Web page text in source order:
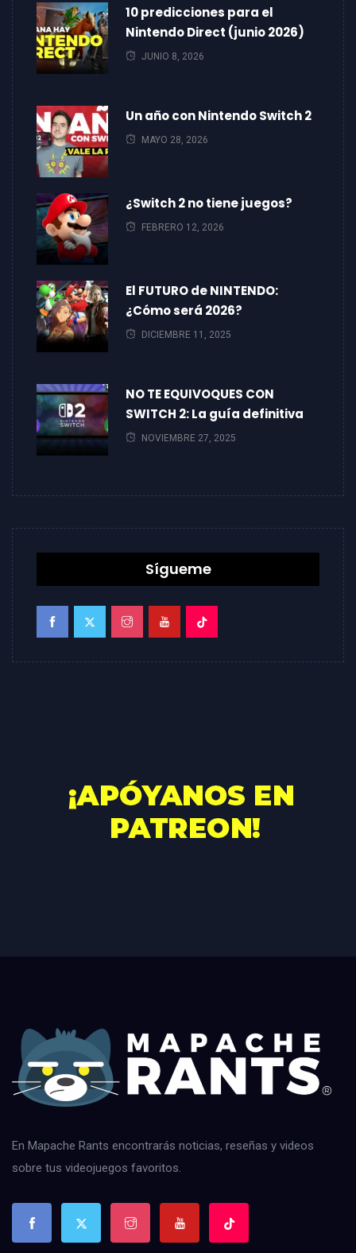
10 predicciones para el
Nintendo Direct (junio 2026)
JUNIO 8, 2026
Un año con Nintendo Switch 2
MAYO 28, 2026
¿Switch 2 no tiene juegos?
FEBRERO 12, 2026
El FUTURO de NINTENDO:
¿Cómo será 2026?
DICIEMBRE 11, 2025
NO TE EQUIVOQUES CON
SWITCH 2: La guía definitiva
NOVIEMBRE 27, 2025
Sígueme
En Mapache Rants encontrarás noticias, reseñas y videos
sobre tus videojuegos favoritos.